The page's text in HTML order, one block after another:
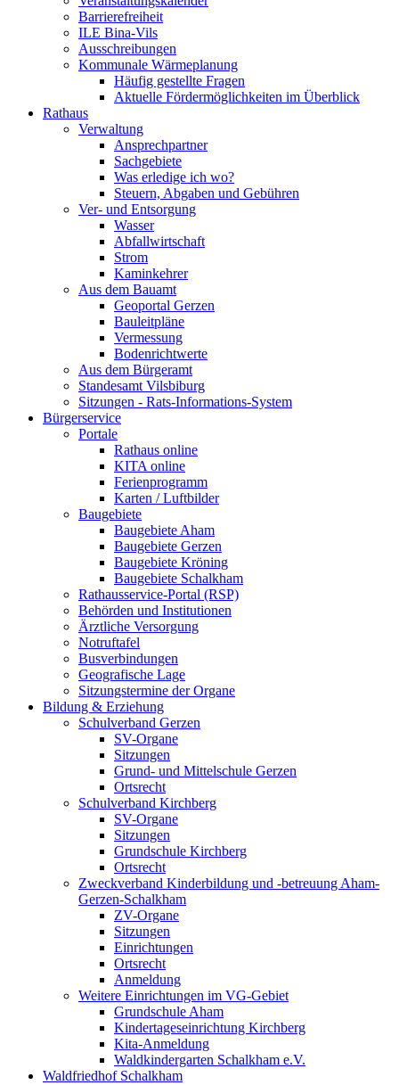
Barrierefreiheit
ILE Bina-Vils
Ausschreibungen
Kommunale Wärmeplanung
Häufig gestellte Fragen
Aktuelle Fördermöglichkeiten im Überblick
Rathaus
Verwaltung
Ansprechpartner
Sachgebiete
Was erledige ich wo?
Steuern, Abgaben und Gebühren
Ver- und Entsorgung
Wasser
Abfallwirtschaft
Strom
Kaminkehrer
Aus dem Bauamt
Geoportal Gerzen
Bauleitpläne
Vermessung
Bodenrichtwerte
Aus dem Bürgeramt
Standesamt Vilsbiburg
Sitzungen - Rats-Informations-System
Bürgerservice
Portale
Rathaus online
KITA online
Ferienprogramm
Karten / Luftbilder
Baugebiete
Baugebiete Aham
Baugebiete Gerzen
Baugebiete Kröning
Baugebiete Schalkham
Rathausservice-Portal (RSP)
Behörden und Institutionen
Ärztliche Versorgung
Notruftafel
Busverbindungen
Geografische Lage
Sitzungstermine der Organe
Bildung & Erziehung
Schulverband Gerzen
SV-Organe
Sitzungen
Grund- und Mittelschule Gerzen
Ortsrecht
Schulverband Kirchberg
SV-Organe
Sitzungen
Grundschule Kirchberg
Ortsrecht
Zweckverband Kinderbildung und -betreuung Aham-
Gerzen-Schalkham
ZV-Organe
Sitzungen
Einrichtungen
Ortsrecht
Anmeldung
Weitere Einrichtungen im VG-Gebiet
Grundschule Aham
Kindertageseinrichtung Kirchberg
Kita-Anmeldung
Waldkindergarten Schalkham e.V.
Waldfriedhof Schalkham